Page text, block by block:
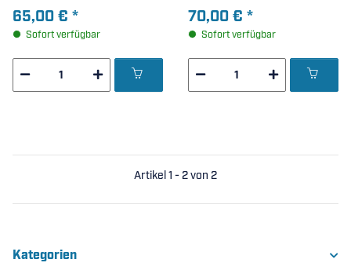
hitzebeständig bis 330°C, max.
50U/Min. ( 90x160x30mm )
65,00 € *
Sofort verfügbar
hitzebeständig bis 330°C, max.
45U/Min. ( 75x160x37mm )
70,00 € *
Sofort verfügbar
Artikel 1 - 2 von 2
Kategorien